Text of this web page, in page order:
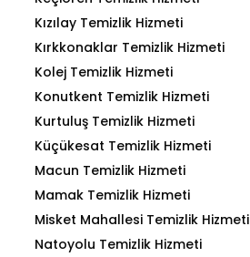
Kızılay Temizlik Hizmeti
Kırkkonaklar Temizlik Hizmeti
Kolej Temizlik Hizmeti
Konutkent Temizlik Hizmeti
Kurtuluş Temizlik Hizmeti
Küçükesat Temizlik Hizmeti
Macun Temizlik Hizmeti
Mamak Temizlik Hizmeti
Misket Mahallesi Temizlik Hizmeti
Natoyolu Temizlik Hizmeti